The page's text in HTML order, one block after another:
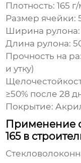
Плотность: 165
Размер ячейки:
Ширина рулона:
Длина рулона:
Прочность на
и утку)
≥50% после 28
Покрытие:
Применение
165 в